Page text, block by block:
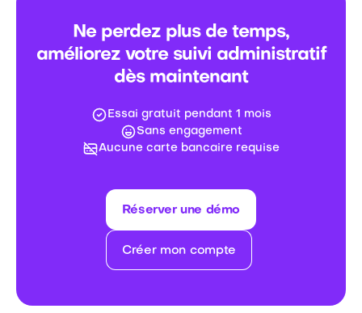
Ne perdez plus de temps,
améliorez votre suivi administratif
dès maintenant
Essai gratuit pendant 1 mois
Sans engagement
Aucune carte bancaire requise
Réserver une démo
Créer mon compte